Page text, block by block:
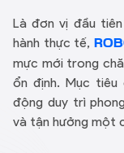
Là đơn vị đầu
hành thực tế,
mực mới trong
ổn định. Mục tiêu
động duy trì
và tận hưởng một